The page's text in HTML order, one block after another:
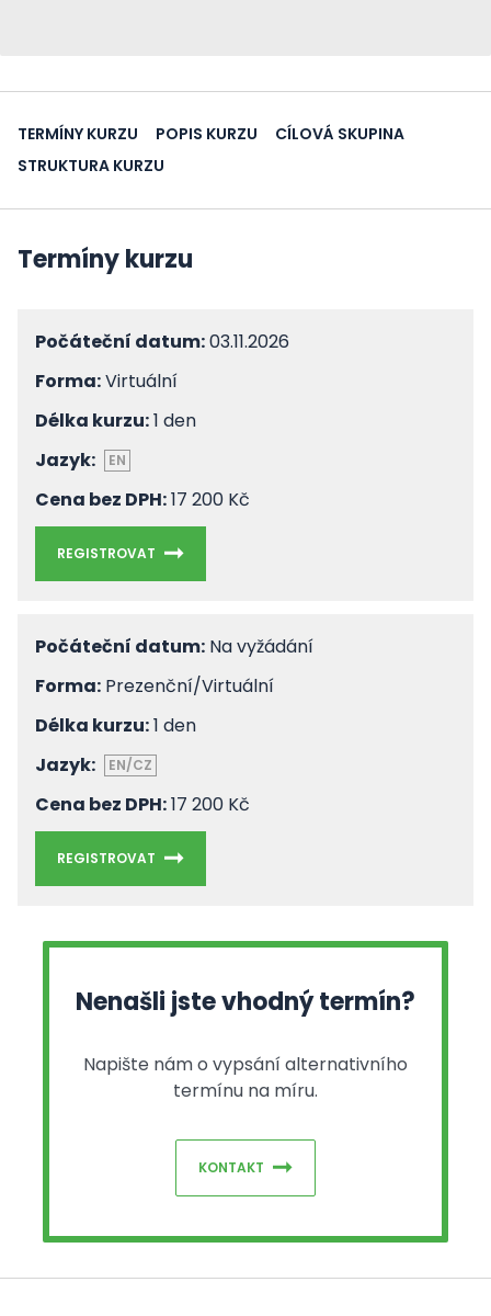
TERMÍNY KURZU POPIS KURZU
CÍLOVÁ SKUPINA
STRUKTURA KURZU
Termíny kurzu
Počáteční datum:03.11.2026
Forma:Virtuální
Délka kurzu:1 den
Jazyk:
EN
Cena bez DPH:17 200 Kč
REGISTROVAT
Počáteční datum: Na vyžádání
Forma: Prezenční/Virtuální
Délka kurzu:1 den
Jazyk:
EN/CZ
Cena bez DPH:17 200 Kč
REGISTROVAT
Nenašli jste vhodný termín?
Napište nám o vypsání alternativního
termínu na míru.
KONTAKT